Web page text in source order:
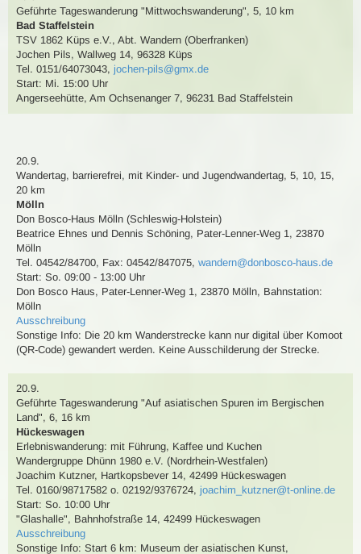
Geführte Tageswanderung "Mittwochswanderung", 5, 10 km
Bad Staffelstein
TSV 1862 Küps e.V., Abt. Wandern (Oberfranken)
Jochen Pils, Wallweg 14, 96328 Küps
Tel. 0151/64073043, jochen-pils@gmx.de
Start: Mi. 15:00 Uhr
Angerseehütte, Am Ochsenanger 7, 96231 Bad Staffelstein
20.9.
Wandertag, barrierefrei, mit Kinder- und Jugendwandertag, 5, 10, 15,
20 km
Mölln
Don Bosco-Haus Mölln (Schleswig-Holstein)
Beatrice Ehnes und Dennis Schöning, Pater-Lenner-Weg 1, 23870
Mölln
Tel. 04542/84700, Fax: 04542/847075, wandern@donbosco-haus.de
Start: So. 09:00 - 13:00 Uhr
Don Bosco Haus, Pater-Lenner-Weg 1, 23870 Mölln, Bahnstation:
Mölln
Ausschreibung
Sonstige Info: Die 20 km Wanderstrecke kann nur digital über Komoot
(QR-Code) gewandert werden. Keine Ausschilderung der Strecke.
20.9.
Geführte Tageswanderung "Auf asiatischen Spuren im Bergischen
Land", 6, 16 km
Hückeswagen
Erlebniswanderung: mit Führung, Kaffee und Kuchen
Wandergruppe Dhünn 1980 e.V. (Nordrhein-Westfalen)
Joachim Kutzner, Hartkopsbever 14, 42499 Hückeswagen
Tel. 0160/98717582 o. 02192/9376724, joachim_kutzner@t-online.de
Start: So. 10:00 Uhr
"Glashalle", Bahnhofstraße 14, 42499 Hückeswagen
Ausschreibung
Sonstige Info: Start 6 km: Museum der asiatischen Kunst,